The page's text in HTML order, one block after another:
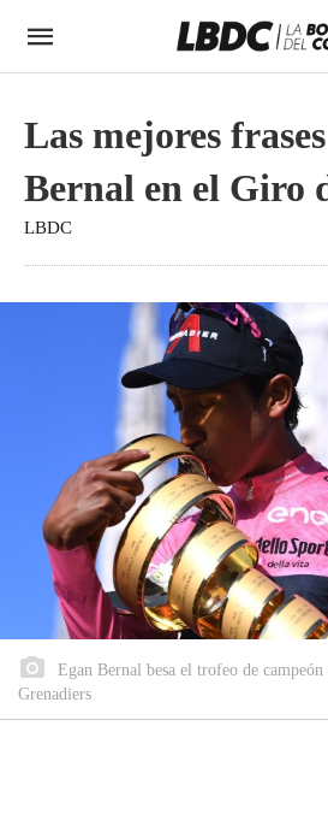
Las mejores
Bernal en el Giro
LBDC
Egan Bernal besa el trofeo de
Grenadiers